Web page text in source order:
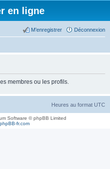
en ligne
Déconnexion
M’enregistrer
membres ou les profils.
Heures au format UTC
Software © phpBB Limited
phpBB-fr.com